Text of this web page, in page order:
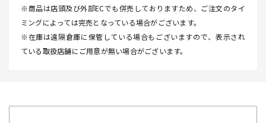
※商品は店頭及び外部ECでも併売しておりますため、ご注文のタイ
ミングによっては完売となっている場合がございます。
※在庫は遠隔倉庫に保管している場合もございますので、表示され
ている取扱店舗にご用意が無い場合がございます。